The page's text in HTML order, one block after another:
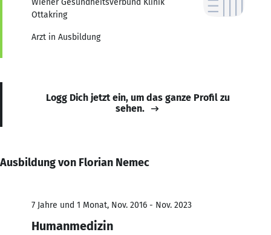
Ottakring
Arzt in Ausbildung
Logg Dich jetzt ein, um das ganze Profil zu
sehen.
Ausbildung von Florian Nemec
7 Jahre und 1 Monat, Nov. 2016 - Nov. 2023
Humanmedizin